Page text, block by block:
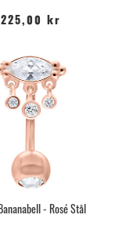
225,00 kr
- Rosé Stål